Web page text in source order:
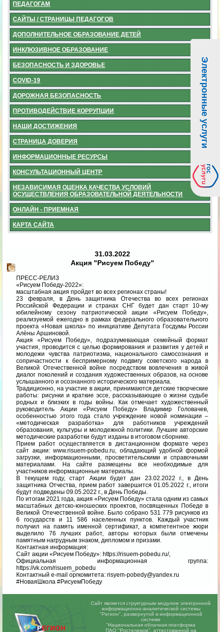
ПЕДАГОГАМ
САЙТЫ / СТРАНИЦЫ ПЕДАГОГОВ
ДОПОЛНИТЕЛЬНОЕ ОБРАЗОВАНИЕ ДЕТЕЙ
ИНКЛЮЗИВНОЕ ОБРАЗОВАНИЕ
БЕЗОПАСНОСТЬ И ЗДОРОВЬЕ
COVID-19
ДОРОЖНАЯ БЕЗОПАСНОСТЬ
ПРОТИВОДЕЙСТВИЕ КОРРУПЦИИ
НАШИ ДОСТИЖЕНИЯ
СТРАНИЦА ДОВЕРИЯ
ИНФОРМАЦИОННЫЕ РЕСУРСЫ
КОНСУЛЬТАЦИОННЫЙ ЦЕНТР
НЕЗАВИСИМАЯ ОЦЕНКА КАЧЕСТВА УСЛОВИЙ
ОСУЩЕСТВЛЕНИЯ ОБРАЗОВАТЕЛЬНОЙ ДЕЯТЕЛЬНОСТИ
ОНЛАЙН - ПРИЕМНАЯ
КАРТА САЙТА
31.03.2022
Акция "Рисуем Победу"
ПРЕСС-РЕЛИЗ
«Рисуем Победу-2022»:
масштабная акция пройдет во всех регионах страны!
23 февраля, в День защитника Отечества во всех регионах
Российской Федерации и странах СНГ будет дан старт 10-му
юбилейному сезону патриотической акции «Рисуем Победу»,
реализуемой ежегодно в рамках федерального образовательного
проекта «Новая школа» по инициативе Депутата Госдумы России
Алѐны Аршиновой.
Акция «Рисуем Победу», подразумевающая семейный формат
участия, проводится с целью формирования и развития у детей и
молодежи чувства патриотизма, национального самосознания и
сопричастности к беспримерному подвигу советского народа в
Великой Отечественной войне посредством вовлечения в живой
диалог поколений и создания художественных образов, на основе
услышанного и осознанного исторического материала.
Традиционно, на участие в акции, принимаются детские творческие
работы: рисунки и краткие эссе, рассказывающие о жизни судьбе
родных и близких в годы войны. Как отмечает художественный
руководитель Акции «Рисуем Победу» Владимир Головачев,
особенностью этого года стало учреждение новой номинации –
«методическая разработка» для работников учреждений
образования, культуры и молодежной политики. Лучшие авторские
методические разработки будут изданы в итоговом сборнике.
Прием работ осуществляется в дистанционном формате через
сайт акции: www.risuem-pobedu.ru, обладающий удобной формой
загрузки, информационными, просветительскими и справочными
материалами. На сайте размещены все необходимые для
участников информационные материалы.
В текущем году, старт Акции будет дан 23.02.2022 г., в День
защитника Отчества, прием работ завершится 01.05.2022 г., итоги
будут подведены 09.05.2022 г., в День Победы.
По итогам 2021 года, акция «Рисуем Победу» стала одним из самых
масштабных детско-юношеских проектов, посвященных Победе в
Великой Отечественной войне. Было собрано 531 779 рисунков из
6 государств и 11 586 населенных пунктов. Каждый участник
получил на память именной сертификат, а компетентное жюри
выделило 76 лучших работ, авторы которых были отмечены
памятным нагрудным знаком, дипломом и призами.
Контактная информация:
Сайт акции «Рисуем Победу»: https://risuem-pobedu.ru/,
Официальная информационная группа:
https://vk.com/risuem_pobedu
Контактный e-mail оргкомитета: risyem-pobedy@yandex.ru
#НоваяШкола #РисуемПобеду
Электронные услуги
Сайт является структурным модулем электронной
информационно-аналитической системы
"Регион",развернутой в информационной
системе
"Национальная облачная платформа
ПАО "Ростелеком", аттестованной на